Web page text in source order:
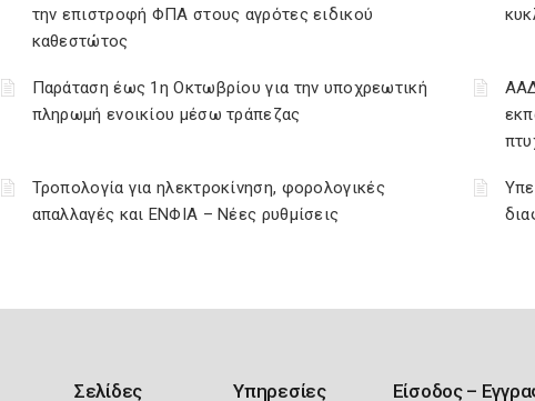
την επιστροφή ΦΠΑ στους αγρότες ειδικού
καθεστώτος
Παράταση έως 1η Οκτωβρίου για την υποχρεωτική
πληρωμή ενοικίου μέσω τράπεζας
Τροπολογία για ηλεκτροκίνηση, φορολογικές
απαλλαγές και ΕΝΦΙΑ – Νέες ρυθμίσεις
Σελίδες Υπηρεσίες Είσοδος –